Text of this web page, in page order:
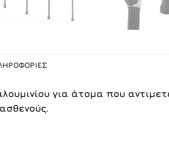
για άτομα που